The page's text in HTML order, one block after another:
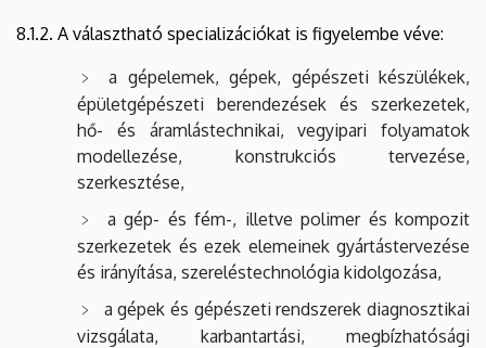
8.1.2. A választható specializációkat is figyelembe véve:
a gépelemek, gépek, gépészeti készülékek,
épületgépészeti berendezések és szerkezetek,
hő- és áramlástechnikai, vegyipari folyamatok
modellezése, konstrukciós tervezése,
szerkesztése,
a gép- és fém-, illetve polimer és kompozit
szerkezetek és ezek elemeinek gyártástervezése
és irányítása, szereléstechnológia kidolgozása,
a gépek és gépészeti rendszerek diagnosztikai
vizsgálata, karbantartási, megbízhatósági